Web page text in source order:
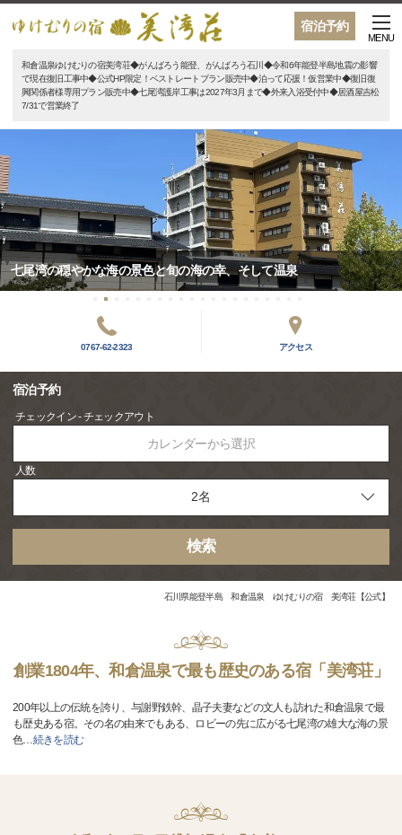
宿泊予約
MENU
和倉温泉ゆけむりの宿美湾荘◆がんばろう能登、がんばろう石川◆令和6年能登半島地震の影響
で現在復旧工事中◆公式HP限定！ベストレートプラン販売中◆泊って応援！仮営業中◆復旧復
興関係者様専用プラン販売中◆七尾湾護岸工事は2027年3月まで◆外来入浴受付中◆居酒屋吉松
7/31で営業終了
七尾湾の穏やかな海の景色と旬の海の幸、そして温泉
0767-62-2323 アクセス
宿泊予約
チェックイン - チェックアウト
カレンダーから選択
人数
検索
石川県能登半島 和倉温泉 ゆけむりの宿 美湾荘【公式】
創業1804年、和倉温泉で最も歴史のある宿「美湾荘」
200年以上の伝統を誇り、与謝野鉄幹、晶子夫妻などの文人も訪れた和倉温泉で最
も歴史ある宿。その名の由来でもある、ロビーの先に広がる七尾湾の雄大な海の景
色…続きを読む